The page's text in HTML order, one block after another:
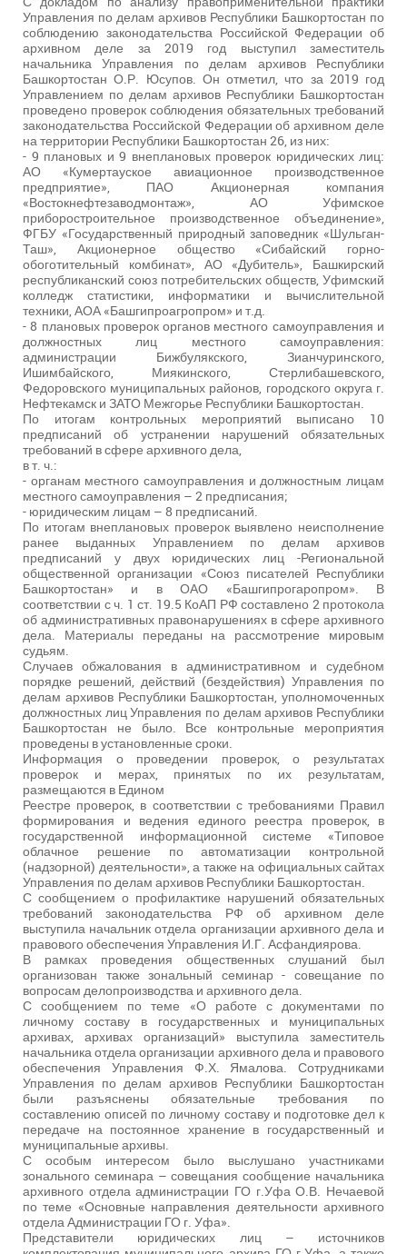
Управления по делам архивов Республики Башкортостан по
соблюдению законодательства Российской Федерации об
архивном деле за 2019 год выступил заместитель
начальника Управления по делам архивов Республики
Башкортостан О.Р. Юсупов. Он отметил, что за 2019 год
Управлением по делам архивов Республики Башкортостан
проведено проверок соблюдения обязательных требований
законодательства Российской Федерации об архивном деле
на территории Республики Башкортостан 26, из них:
- 9 плановых и 9 внеплановых проверок юридических лиц:
АО «Кумертауское авиационное производственное
предприятие», ПАО Акционерная компания
«Востокнефтезаводмонтаж», АО Уфимское
приборостроительное производственное объединение»,
ФГБУ «Государственный природный заповедник «Шульган-
Таш», Акционерное общество «Сибайский горно-
обоготительный комбинат», АО «Дубитель», Башкирский
республиканский союз потребительских обществ, Уфимский
колледж статистики, информатики и вычислительной
техники, АОА «Башгипроагропром» и т.д.
- 8 плановых проверок органов местного самоуправления и
должностных лиц местного самоуправления:
администрации Бижбулякского, Зианчуринского,
Ишимбайского, Миякинского, Стерлибашевского,
Федоровского муниципальных районов, городского округа г.
Нефтекамск и ЗАТО Межгорье Республики Башкортостан.
По итогам контрольных мероприятий выписано 10
предписаний об устранении нарушений обязательных
требований в сфере архивного дела,
в т. ч.:
- органам местного самоуправления и должностным лицам
местного самоуправления – 2 предписания;
- юридическим лицам – 8 предписаний.
По итогам внеплановых проверок выявлено неисполнение
ранее выданных Управлением по делам архивов
предписаний у двух юридических лиц -Региональной
общественной организации «Союз писателей Республики
Башкортостан» и в ОАО «Башгипрогаропром». В
соответствии с ч. 1 ст. 19.5 КоАП РФ составлено 2 протокола
об административных правонарушениях в сфере архивного
дела. Материалы переданы на рассмотрение мировым
судьям.
Случаев обжалования в административном и судебном
порядке решений, действий (бездействия) Управления по
делам архивов Республики Башкортостан, уполномоченных
должностных лиц Управления по делам архивов Республики
Башкортостан не было. Все контрольные мероприятия
проведены в установленные сроки.
Информация о проведении проверок, о результатах
проверок и мерах, принятых по их результатам,
размещаются в Едином
Реестре проверок, в соответствии с требованиями Правил
формирования и ведения единого реестра проверок, в
государственной информационной системе «Типовое
облачное решение по автоматизации контрольной
(надзорной) деятельности», а также на официальных сайтах
Управления по делам архивов Республики Башкортостан.
С сообщением о профилактике нарушений обязательных
требований законодательства РФ об архивном деле
выступила начальник отдела организации архивного дела и
правового обеспечения Управления И.Г. Асфандиярова.
В рамках проведения общественных слушаний был
организован также зональный семинар - совещание по
вопросам делопроизводства и архивного дела.
С сообщением по теме «О работе с документами по
личному составу в государственных и муниципальных
архивах, архивах организаций» выступила заместитель
начальника отдела организации архивного дела и правового
обеспечения Управления Ф.Х. Ямалова. Сотрудниками
Управления по делам архивов Республики Башкортостан
были разъяснены обязательные требования по
составлению описей по личному составу и подготовке дел к
передаче на постоянное хранение в государственный и
муниципальные архивы.
С особым интересом было выслушано участниками
зонального семинара – совещания сообщение начальника
архивного отдела администрации ГО г.Уфа О.В. Нечаевой
по теме «Основные направления деятельности архивного
отдела Администрации ГО г. Уфа».
Представители юридических лиц – источников